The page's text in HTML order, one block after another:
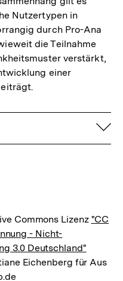
Nutzertypen in
durch Pro-Ana
die Teilnahme
verstärkt,
einer
Commons Lizenz "CC
- Nicht-
3.0 Deutschland"
Eichenberg für Aus